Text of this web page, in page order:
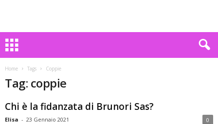
Home Tags Coppie
Tag: coppie
Chi è la fidanzata di Brunori Sas?
Elisa - 23 Gennaio 2021 0